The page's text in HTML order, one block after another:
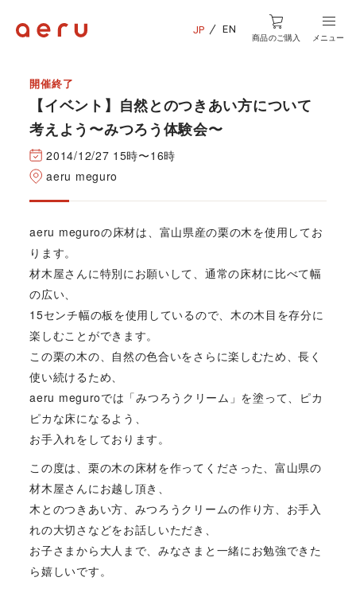
JP EN
商品のご購入 メニュー
開催終了
【イベント】自然とのつきあい方について
考えよう〜みつろう体験会〜
2014/12/27 15時〜16時
aeru meguro
aeru meguroの床材は、富山県産の栗の木を使用してお
ります。
材木屋さんに特別にお願いして、通常の床材に比べて幅
の広い、
15センチ幅の板を使用しているので、木の木目を存分に
楽しむことができます。
この栗の木の、自然の色合いをさらに楽しむため、長く
使い続けるため、
aeru meguroでは「みつろうクリーム」を塗って、ピカ
ピカな床になるよう、
お手入れをしております。
この度は、栗の木の床材を作ってくださった、富山県の
材木屋さんにお越し頂き、
木とのつきあい方、みつろうクリームの作り方、お手入
れの大切さなどをお話しいただき、
お子さまから大人まで、みなさまと一緒にお勉強できた
ら嬉しいです。